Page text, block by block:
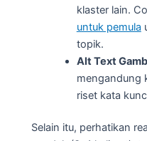
klaster lain.
untuk pemula
topik.
Alt Text
mengandung
riset kata
Selain itu, perhatikan